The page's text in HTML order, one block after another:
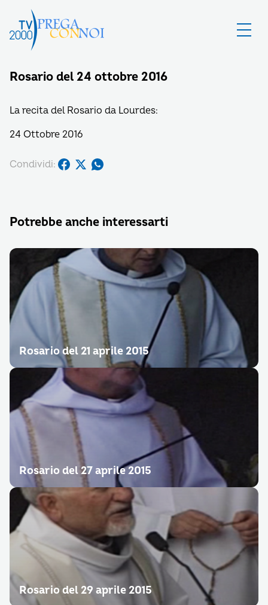
Rosario del 24 ottobre 2016
La recita del Rosario da Lourdes:
24 Ottobre 2016
Condividi:
Potrebbe anche interessarti
Rosario del 21 aprile 2015
Rosario del 27 aprile 2015
Rosario del 29 aprile 2015